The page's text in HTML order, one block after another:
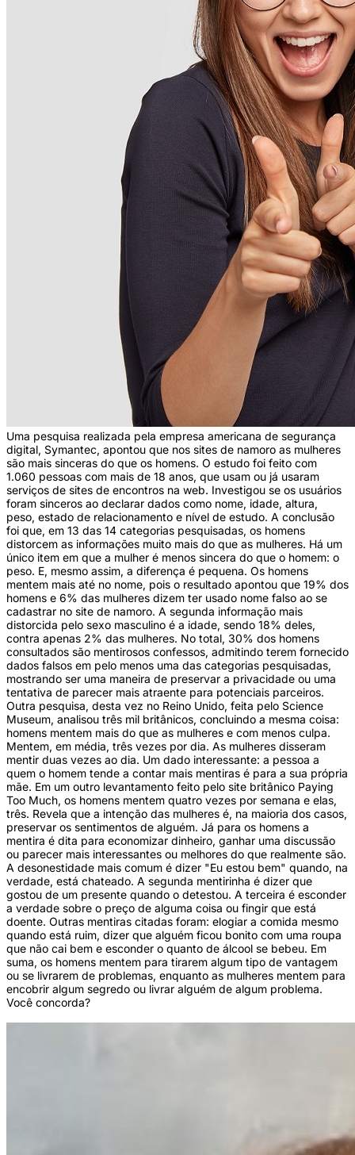
Uma pesquisa realizada pela empresa americana de segurança
digital, Symantec, apontou que nos sites de namoro as mulheres
são mais sinceras do que os homens. O estudo foi feito com
1.060 pessoas com mais de 18 anos, que usam ou já usaram
serviços de sites de encontros na web. Investigou se os usuários
foram sinceros ao declarar dados como nome, idade, altura,
peso, estado de relacionamento e nível de estudo. A conclusão
foi que, em 13 das 14 categorias pesquisadas, os homens
distorcem as informações muito mais do que as mulheres. Há um
único item em que a mulher é menos sincera do que o homem: o
peso. E, mesmo assim, a diferença é pequena. Os homens
mentem mais até no nome, pois o resultado apontou que 19% dos
homens e 6% das mulheres dizem ter usado nome falso ao se
cadastrar no site de namoro. A segunda informação mais
distorcida pelo sexo masculino é a idade, sendo 18% deles,
contra apenas 2% das mulheres. No total, 30% dos homens
consultados são mentirosos confessos, admitindo terem fornecido
dados falsos em pelo menos uma das categorias pesquisadas,
mostrando ser uma maneira de preservar a privacidade ou uma
tentativa de parecer mais atraente para potenciais parceiros.
Outra pesquisa, desta vez no Reino Unido, feita pelo Science
Museum, analisou três mil britânicos, concluindo a mesma coisa:
homens mentem mais do que as mulheres e com menos culpa.
Mentem, em média, três vezes por dia. As mulheres disseram
mentir duas vezes ao dia. Um dado interessante: a pessoa a
quem o homem tende a contar mais mentiras é para a sua própria
mãe. Em um outro levantamento feito pelo site britânico Paying
Too Much, os homens mentem quatro vezes por semana e elas,
três. Revela que a intenção das mulheres é, na maioria dos casos,
preservar os sentimentos de alguém. Já para os homens a
mentira é dita para economizar dinheiro, ganhar uma discussão
ou parecer mais interessantes ou melhores do que realmente são.
A desonestidade mais comum é dizer "Eu estou bem" quando, na
verdade, está chateado. A segunda mentirinha é dizer que
gostou de um presente quando o detestou. A terceira é esconder
a verdade sobre o preço de alguma coisa ou fingir que está
doente. Outras mentiras citadas foram: elogiar a comida mesmo
quando está ruim, dizer que alguém ficou bonito com uma roupa
que não cai bem e esconder o quanto de álcool se bebeu. Em
suma, os homens mentem para tirarem algum tipo de vantagem
ou se livrarem de problemas, enquanto as mulheres mentem para
encobrir algum segredo ou livrar alguém de algum problema.
Você concorda?